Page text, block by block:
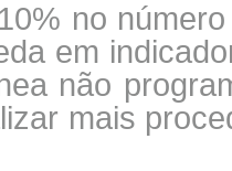
no
em
não
mais